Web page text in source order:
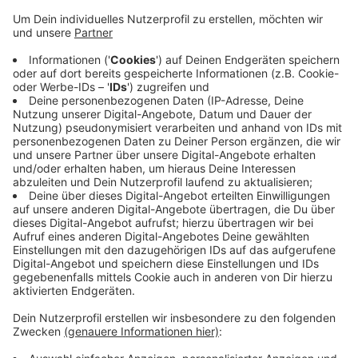
Pakete erhalten als vor der Krise. Das Gewicht ist
hier zwar weniger geworden - durch weniger
Zeitungen und Kataloge - dafür ist das Volumen
aber deutlich gestiegen, weil viele Menschen die
Kartons nicht kleinmachen. Ein Problem sei laut
AWG auch, dass zu viele Wuppertaler:innen Müll,
der nicht hier hingehöre, illegal an den
Containerplätzen entsorgen würden. Dadurch
müssten die Plätze inzwischen bis zu sechsmal in
der Woche gereinigt werden.
Veröffentlicht:Dienstag, 13.04.2021 15:11
Anzeige